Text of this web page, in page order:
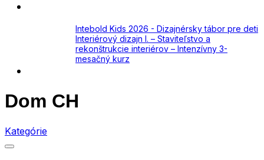
Intebold Kids 2026 - Dizajnérsky tábor pre deti
Interiérový dizajn I. – Staviteľstvo a
rekonštrukcie interiérov – Intenzívny 3-
mesačný kurz
Dom CH
Kategórie